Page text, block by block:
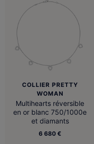
COLLIER PRETTY
WOMAN
Multihearts réversible
en or blanc 750/1000e
et diamants
6 680 €